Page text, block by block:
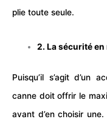
plie toute seule.
2. La sécurité en
Puisqu’il s’agit d’un
canne doit offrir le
avant d’en choisir